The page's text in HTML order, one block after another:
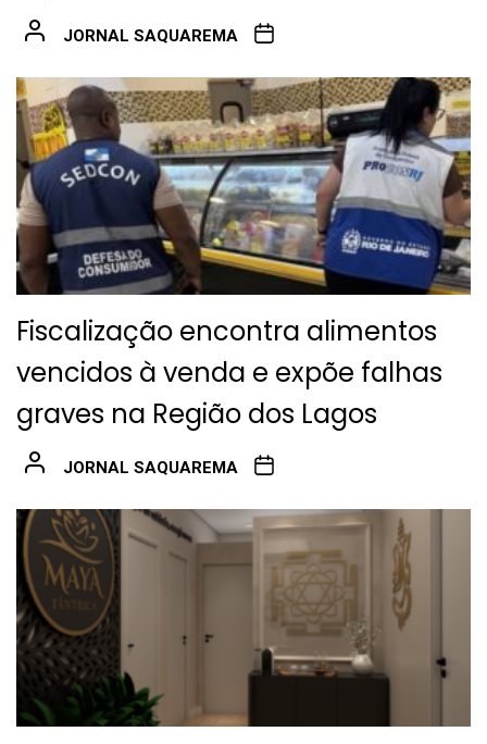
JORNAL SAQUAREMA
Fiscalização encontra alimentos
vencidos à venda e expõe falhas
graves na Região dos Lagos
JORNAL SAQUAREMA